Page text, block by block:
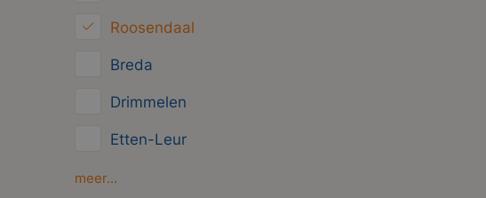
Roosendaal
Breda
Drimmelen
Etten-Leur
Gilze
meer...